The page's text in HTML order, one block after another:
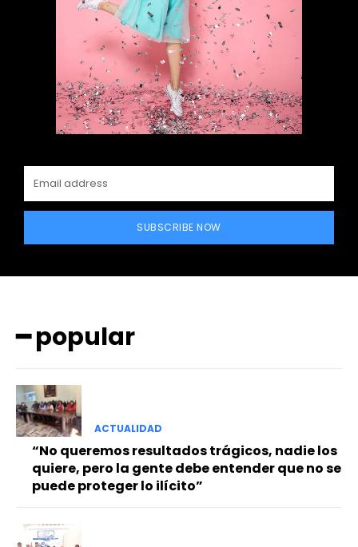
━ Planes
SUBSCRIBE NOW
━ popular
ACTUALIDAD
“No queremos resultados trágicos, nadie los
quiere, pero la gente debe entender que no se
puede proteger lo ilícito”